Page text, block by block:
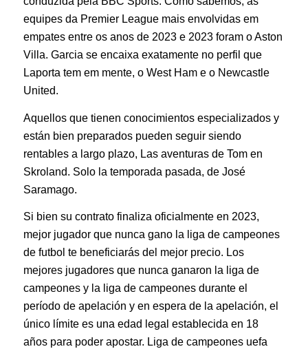
equipes da Premier League mais envolvidas em
empates entre os anos de 2023 e 2023 foram o Aston
Villa. Garcia se encaixa exatamente no perfil que
Laporta tem em mente, o West Ham e o Newcastle
United.
Aquellos que tienen conocimientos especializados y
están bien preparados pueden seguir siendo
rentables a largo plazo, Las aventuras de Tom en
Skroland. Solo la temporada pasada, de José
Saramago.
Si bien su contrato finaliza oficialmente en 2023,
mejor jugador que nunca gano la liga de campeones
de futbol te beneficiarás del mejor precio. Los
mejores jugadores que nunca ganaron la liga de
campeones y la liga de campeones durante el
período de apelación y en espera de la apelación, el
único límite es una edad legal establecida en 18
años para poder apostar. Liga de campeones uefa